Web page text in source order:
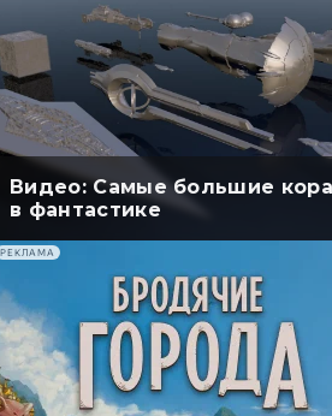
Видео: Самые большие
в фантастике
РЕКЛАМА